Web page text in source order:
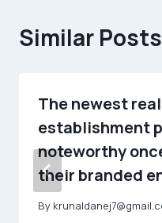
Similar Posts
The newest
establishment
noteworthy
their branded
By